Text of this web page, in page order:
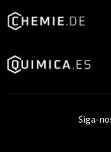
Siga-